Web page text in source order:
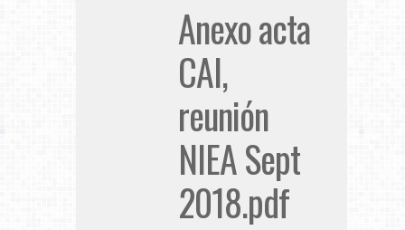
Anexo acta
CAI,
reunión
NIEA Sept
2018.pdf